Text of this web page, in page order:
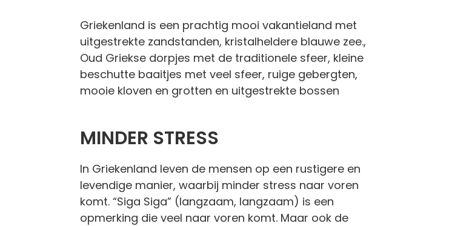
Griekenland is een prachtig mooi vakantieland met
uitgestrekte zandstanden, kristalheldere blauwe zee.,
Oud Griekse dorpjes met de traditionele sfeer, kleine
beschutte baaitjes met veel sfeer, ruige gebergten,
mooie kloven en grotten en uitgestrekte bossen
MINDER STRESS
In Griekenland leven de mensen op een rustigere en
levendige manier, waarbij minder stress naar voren
komt. “Siga Siga” (langzaam, langzaam) is een
opmerking die veel naar voren komt. Maar ook de